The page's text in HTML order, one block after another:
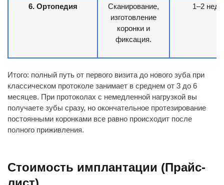
6. Ортопедия
Сканирование,
изготовление
коронки и
фиксация.
1–2
Итого: полный путь от первого визита до нового зуба при
классическом протоколе занимает в среднем от 3 до 6
месяцев. При протоколах с немедленной нагрузкой вы
получаете зубы сразу, но окончательное протезирование
постоянными коронками все равно происходит после
полного приживления.
Стоимость имплантации (Прайс-